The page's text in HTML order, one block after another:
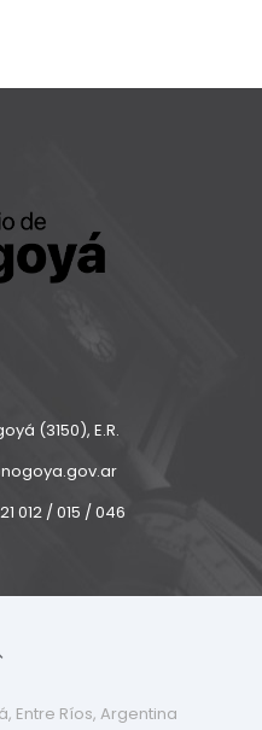
(3150), E.R.
012 / 015 / 046
Entre Ríos, Argentina